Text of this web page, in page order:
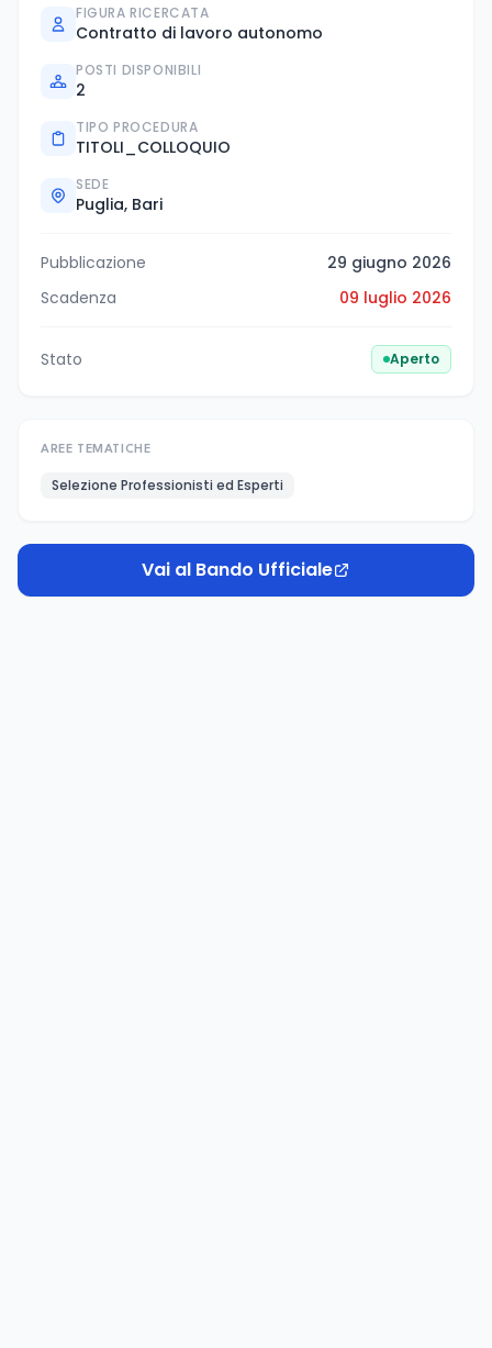
FIGURA RICERCATA
Contratto di lavoro autonomo
POSTI DISPONIBILI
2
TIPO PROCEDURA
TITOLI_COLLOQUIO
SEDE
Puglia, Bari
Pubblicazione
29 giugno 2026
Scadenza
09 luglio 2026
Stato Aperto
AREE TEMATICHE
Selezione Professionisti ed Esperti
Vai al Bando Ufficiale